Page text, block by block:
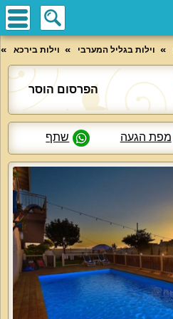
וילות בגליל המערבי וילות בירכא
הפרסום הוסר
מפת הגעה שתף